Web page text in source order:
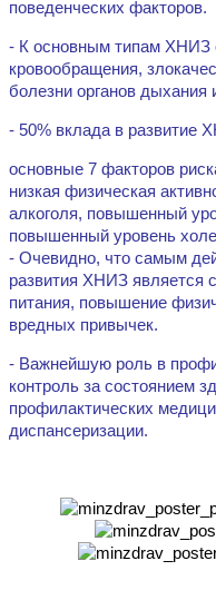
поведенческих факторов.
- К основным типам ХНИЗ
кровообращения,
болезни органов дыхания
- 50% вклада в развитие
основные 7 факторов
низкая физическая
алкоголя, повышенный
повышенный уровень
- Очевидно, что самым
развития ХНИЗ является
питания, повышение
вредных привычек.
- Важнейшую роль в
контроль за состоянием
профилактических
диспансеризации.